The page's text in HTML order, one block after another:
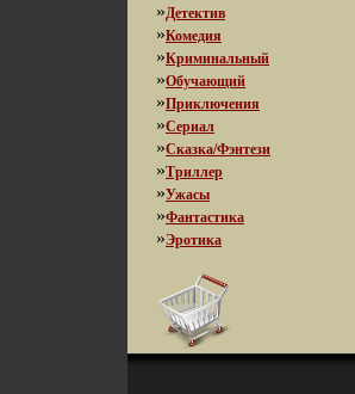
»Детектив
»Комедия
»Криминальный
»Обучающий
»Приключения
»Сериал
»Сказка/Фэнтези
»Триллер
»Ужасы
»Фантастика
»Эротика